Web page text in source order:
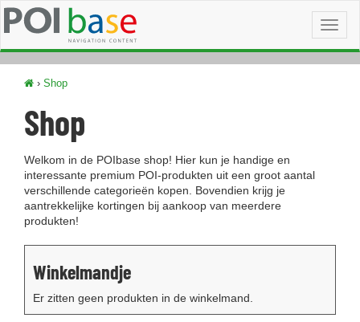
› Shop
Shop
Welkom in de POIbase shop! Hier kun je handige en
interessante premium POI-produkten uit een groot aantal
verschillende categorieën kopen. Bovendien krijg je
aantrekkelijke kortingen bij aankoop van meerdere
produkten!
Winkelmandje
Er zitten geen produkten in de winkelmand.